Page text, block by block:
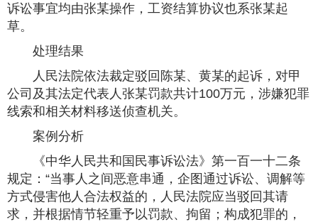
诉讼事宜均由张某操作，工资结算协议也系张某起
草。
处理结果
人民法院依法裁定驳回陈某、黄某的起诉，对甲
公司及其法定代表人张某罚款共计100万元，涉嫌犯罪
线索和相关材料移送侦查机关。
案例分析
《中华人民共和国民事诉讼法》第一百一十二条
规定：“当事人之间恶意串通，企图通过诉讼、调解等
方式侵害他人合法权益的，人民法院应当驳回其请
求，并根据情节轻重予以罚款、拘留；构成犯罪的，